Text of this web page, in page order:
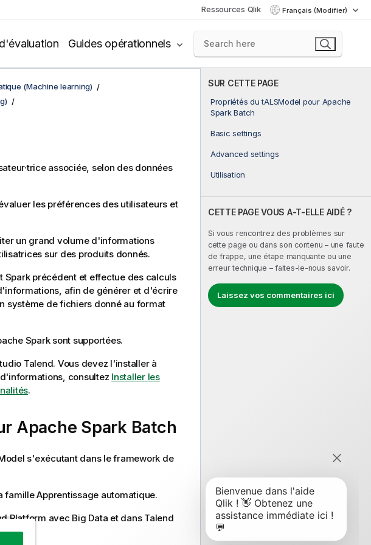
Ressources Qlik Français (Modifier)
Guides opérationnels
SUR CETTE PAGE
Propriétés du tALSModel pour Apache
Spark Batch
Basic settings
Advanced settings
Utilisation
CETTE PAGE VOUS A-T-ELLE AIDÉ ?
Si vous rencontrez des problèmes sur
cette page ou dans son contenu – une faute
de frappe, une étape manquante ou une
erreur technique – faites-le-nous savoir.
Laissez vos commentaires ici
(Machine learning)
associée, selon des données
les préférences des utilisateurs et
un grand volume d'informations
sur des produits donnés.
précédent et effectue des calculs
afin de générer et d'écrire
système de fichiers donné au format
Spark sont supportées.
Talend. Vous devez l'installer à
consultez Installer les
.
Apache Spark Batch
s'exécutant dans le framework de
familleApprentissage automatique.
Platform avec Big Data et dans Talend